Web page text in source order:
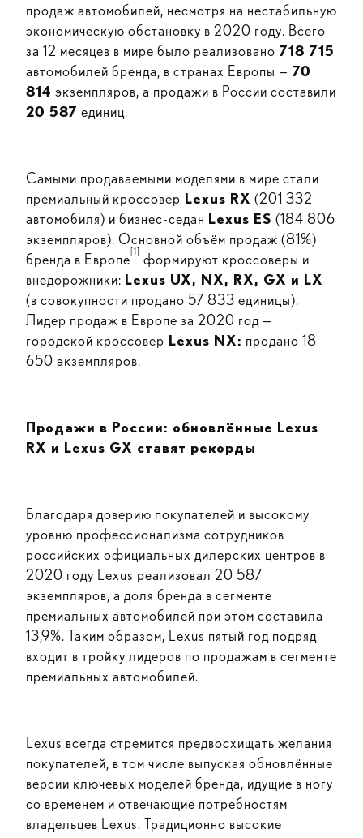
продаж автомобилей, несмотря на нестабильную
экономическую обстановку в 2020 году. Всего
за 12 месяцев в мире было реализовано 718 715
автомобилей бренда, в странах Европы — 70
814 экземпляров, а продажи в России составили
20 587 единиц.
Самыми продаваемыми моделями в мире стали
премиальный кроссовер Lexus RX (201 332
автомобиля) и бизнес-седан Lexus ES (184 806
экземпляров). Основной объём продаж (81%)
бренда в Европе[1] формируют кроссоверы и
внедорожники: Lexus UX, NX, RX, GX и LX
(в совокупности продано 57 833 единицы).
Лидер продаж в Европе за 2020 год —
городской кроссовер Lexus NX: продано 18
650 экземпляров.
Продажи в России: обновлённые Lexus
RX и Lexus GX ставят рекорды
Благодаря доверию покупателей и высокому
уровню профессионализма сотрудников
российских официальных дилерских центров в
2020 году Lexus реализовал 20 587
экземпляров, а доля бренда в сегменте
премиальных автомобилей при этом составила
13,9%. Таким образом, Lexus пятый год подряд
входит в тройку лидеров по продажам в сегменте
премиальных автомобилей.
Lexus всегда стремится предвосхищать желания
покупателей, в том числе выпуская обновлённые
версии ключевых моделей бренда, идущие в ногу
со временем и отвечающие потребностям
владельцев Lexus. Традиционно высокие